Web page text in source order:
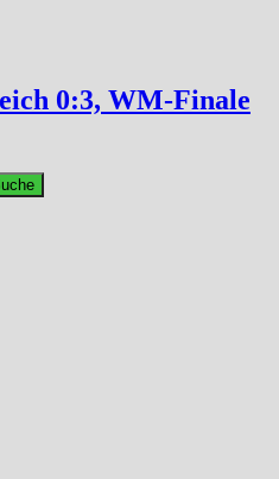
0:3, WM-Finale